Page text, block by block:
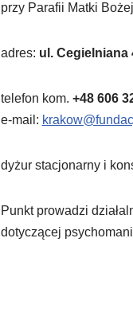
przy Parafii Matki
adres: ul. Cegielniana
telefon kom. +48 606
e-mail:
dyżur stacjonarny i
Punkt prowadzi
dotyczącej